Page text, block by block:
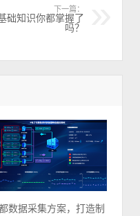
下一篇：
础知识你都掌握了
吗？
数据采集方案，打造制